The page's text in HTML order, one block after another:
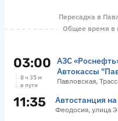
Пересадка в
Общее время в
03:00
АЗС
Автокассы
Павловская,
8 ч 35 м
в пути
11:35 Автостанция
Феодосия, улица